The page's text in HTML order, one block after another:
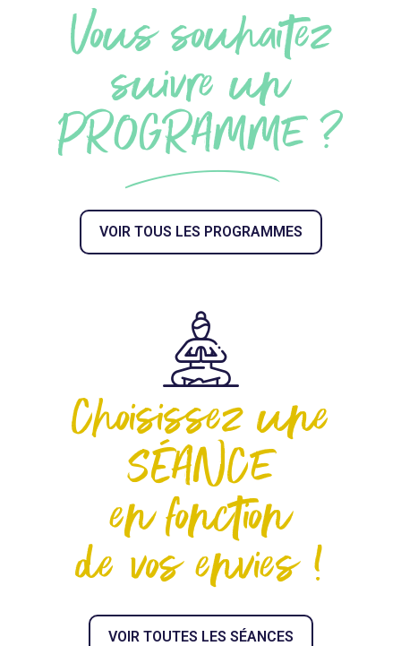
Vous souhaitez
suivre un
PROGRAMME ?
VOIR TOUS LES PROGRAMMES
Choisissez une
SÉANCE
en fonction
de vos envies !
VOIR TOUTES LES SÉANCES